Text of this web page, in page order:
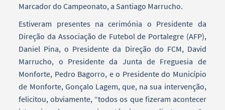
Marcador do Campeonato, a Santiago Marrucho.
Estiveram presentes na cerimónia o Presidente da
Direção da Associação de Futebol de Portalegre (AFP),
Daniel Pina, o Presidente da Direção do FCM, David
Marrucho, o Presidente da Junta de Freguesia de
Monforte, Pedro Bagorro, e o Presidente do Município
de Monforte, Gonçalo Lagem, que, na sua intervenção,
felicitou, obviamente, “todos os que fizeram acontecer